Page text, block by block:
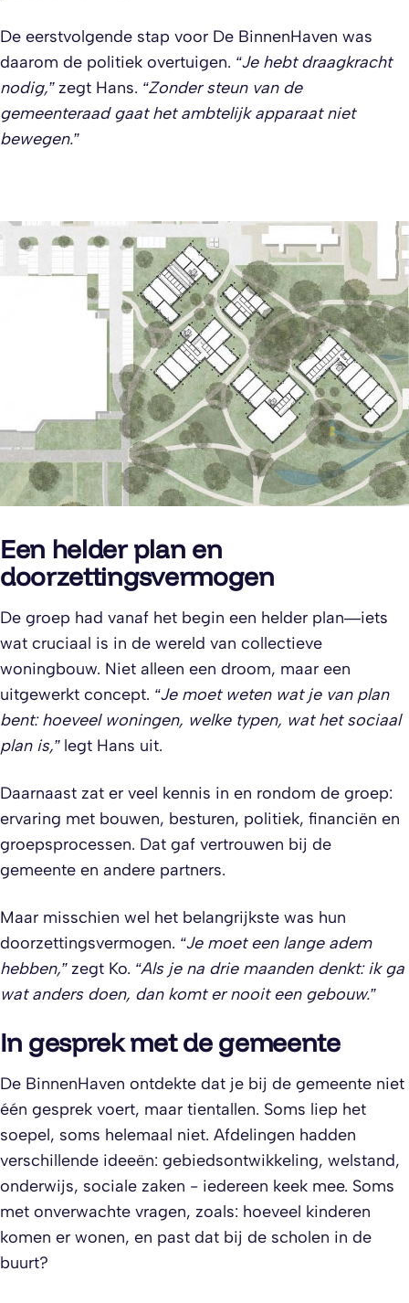
De eerstvolgende stap voor De BinnenHaven was
daarom de politiek overtuigen. “Je hebt draagkracht
nodig,”zegt Hans. “Zonder steun van de
gemeenteraad gaat het ambtelijk apparaat niet
bewegen.”
Een helder plan en
doorzettingsvermogen
De groep had vanaf het begin een helder plan—iets
wat cruciaal is in de wereld van collectieve
woningbouw. Niet alleen een droom, maar een
uitgewerkt concept. “Je moet weten wat je van plan
bent: hoeveel woningen, welke typen, wat het sociaal
plan is,”legt Hans uit.
Daarnaast zat er veel kennis in en rondom de groep:
ervaring met bouwen, besturen, politiek, financiën en
groepsprocessen. Dat gaf vertrouwen bij de
gemeente en andere partners.
Maar misschien wel het belangrijkste was hun
doorzettingsvermogen. “Je moet een lange adem
hebben,”zegt Ko. “Als je na drie maanden denkt: ik ga
wat anders doen, dan komt er nooit een gebouw.”
In gesprek met de gemeente
De BinnenHaven ontdekte dat je bij de gemeente niet
één gesprek voert, maar tientallen. Soms liep het
soepel, soms helemaal niet. Afdelingen hadden
verschillende ideeën: gebiedsontwikkeling, welstand,
onderwijs, sociale zaken - iedereen keek mee. Soms
met onverwachte vragen, zoals: hoeveel kinderen
komen er wonen, en past dat bij de scholen in de
buurt?